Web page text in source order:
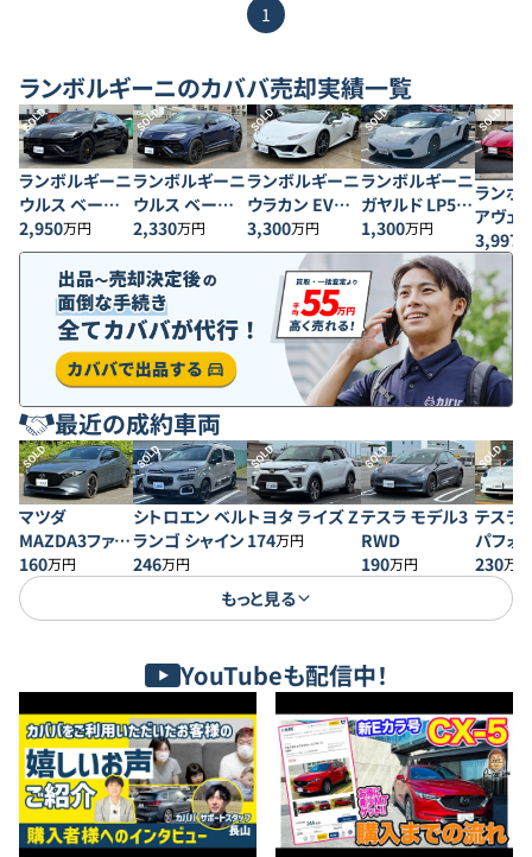
1
ランボルギーニのカババ売却実績一覧
SOLD
ランボルギーニ
ウルス ベース
グレード
2,950万円
SOLD
ランボルギーニ
ウルス ベース
グレード
2,330万円
SOLD
ランボルギーニ
ウラカン EVO
スパイダー
3,300万円
SOLD
ランボルギーニ
ガヤルド LP560
ｰ4ビコローレ
1,300万円
SOLD
ランボ
アヴェ
ル S
3,997
最近の成約車両
SOLD
マツダ
MAZDA3ファス
トバック 20S プ
ロアクティブ
160万円
SOLD
シトロエン ベル
ランゴ シャイン
246万円
SOLD
トヨタ ライズ Z
174万円
SOLD
テスラ モデル3
RWD
190万円
SOLD
テスラ
パフォ
230万円
もっと見る
YouTubeも配信中！